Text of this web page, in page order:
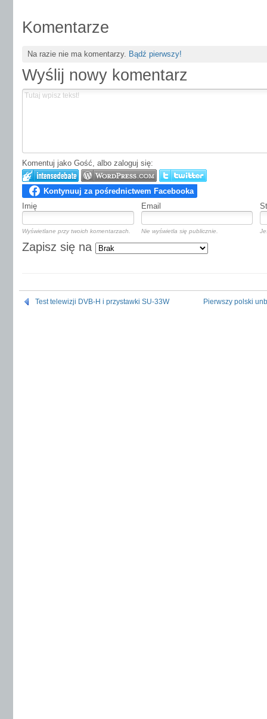
Komentarze
Na razie nie ma komentarzy. Bądź pierwszy!
Wyślij nowy komentarz
Komentuj jako Gość, albo zaloguj się:
Imię Email
Wyświetlane przy twoich komentarzach. Nie wyświetla się publicznie.
Zapisz się na
Test telewizji DVB-H i przystawki SU-33W Pierwszy polski